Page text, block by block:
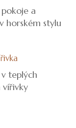
a
horském stylu
teplých
vířivky